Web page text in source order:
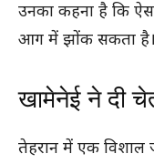
उनका कहना है कि
आग में झोंक सकता है।
खामेनेई ने दी
तेहरान में एक